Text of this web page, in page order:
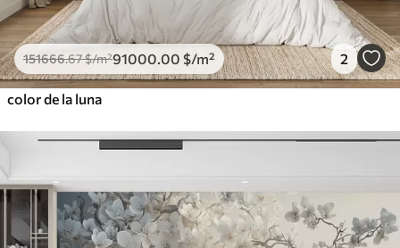
151666.67$/m²91000 .00 $/m² 2
color de la luna